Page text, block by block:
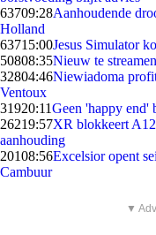
63709:28Aanhoudende
Holland
63715:00Jesus Simulator
50808:35Nieuw te
32804:46Niewiadoma
Ventoux
31920:11Geen 'happy end'
26219:57XR blokkeert
aanhouding
20108:56Excelsior opent
Cambuur
▼